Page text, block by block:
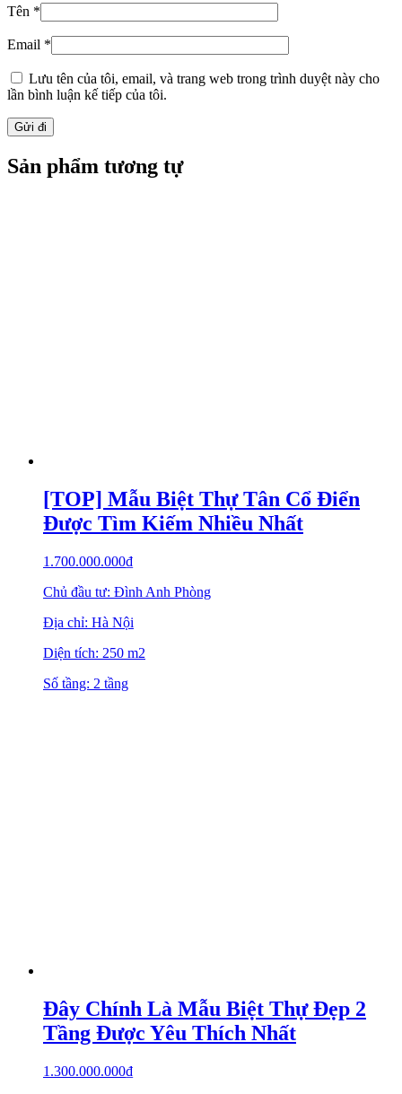
Tên *
Email *
Lưu tên của tôi, email, và trang web trong trình duyệt này cho
lần bình luận kế tiếp của tôi.
Sản phẩm tương tự
[TOP] Mẫu Biệt Thự Tân Cổ Điển
Được Tìm Kiếm Nhiều Nhất
1.700.000.000₫
Chủ đầu tư: Đình Anh Phòng
Địa chỉ: Hà Nội
Diện tích: 250 m2
Số tầng: 2 tầng
Đây Chính Là Mẫu Biệt Thự Đẹp 2
Tầng Được Yêu Thích Nhất
1.300.000.000₫